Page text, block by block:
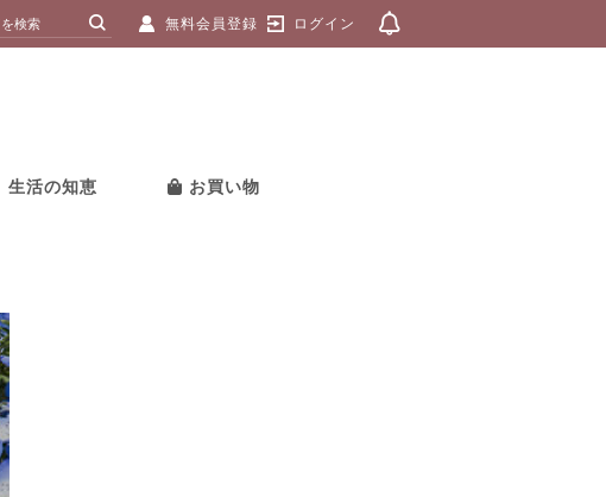
無料会員登録 ログイン
生活の知恵 お買い物